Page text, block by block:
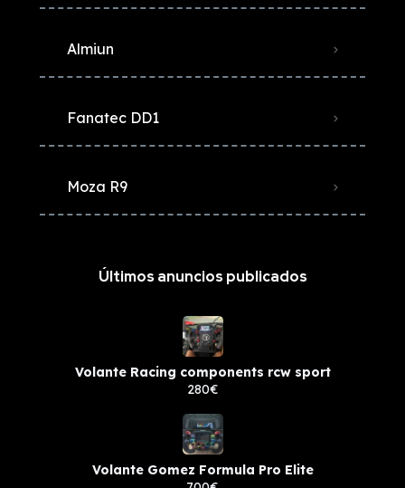
Almiun
Fanatec DD1
Moza R9
Últimos anuncios publicados
Volante Racing components rcw sport
280€
Volante Gomez Formula Pro Elite